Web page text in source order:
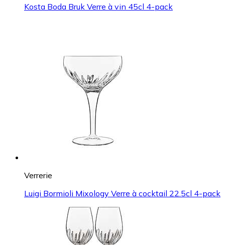
Kosta Boda Bruk Verre à vin 45cl 4-pack
Verrerie
Luigi Bormioli Mixology Verre à cocktail 22.5cl 4-pack